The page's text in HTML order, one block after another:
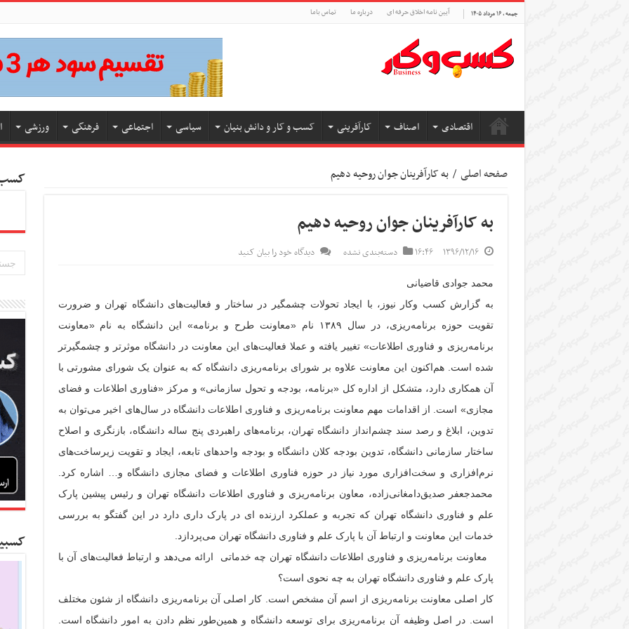
جمعه , ۱۶ مرداد ۱۴۰۵ آیین نامه اخلاق حرفه ای درباره ما تماس باما
اقتصادی اصناف کارآفرینی کسب و کار و دانش بنیان سیاسی اجتماعی فرهنگی ورزشی
صفحه اصلی / به کارآفرینان جوان روحیه دهیم
به کارآفرینان جوان روحیه دهیم
۱۳۹۶/۱۲/۱۶ ۱۶:۴۶ دسته‌بندی نشده دیدگاه خود را بیان کنید
محمد جوادی قاضیانی
به گزارش کسب وکار نیوز، با ایجاد تحولات چشمگیر در ساختار و فعالیت‌های دانشگاه تهران و ضرورت
تقویت حوزه برنامه‌ریزی، در سال ۱۳۸۹ نام «معاونت طرح و برنامه» این دانشگاه به نام «معاونت
برنامه‌ریزی و فناوری اطلاعات» تغییر یافته و عملا فعالیت‌های این معاونت در دانشگاه موثرتر و چشمگیرتر
شده است. هم‌اکنون این معاونت علاوه بر شورای برنامه‌ریزی دانشگاه که به عنوان یک شورای مشورتی با
آن همکاری دارد، متشکل از اداره کل «برنامه، بودجه و تحول سازمانی» و مرکز «فناوری اطلاعات و فضای
مجازی» است. از اقدامات مهم معاونت برنامه‌ریزی و فناوری اطلاعات دانشگاه در سال‌های اخیر می‌توان به
تدوین، ابلاغ و رصد سند چشم‌انداز دانشگاه تهران، برنامه‌های راهبردی پنج ساله دانشگاه، بازنگری و اصلاح
ساختار سازمانی دانشگاه، تدوین بودجه کلان دانشگاه و بودجه واحدهای تابعه، ایجاد و تقویت زیرساخت‌های
نرم‌افزاری و سخت‌افزاری مورد نیاز در حوزه فناوری اطلاعات و فضای مجازی دانشگاه و… اشاره کرد.
محمدجعفر صدیق‌دامغانی‌زاده، معاون برنامه‌ریزی و فناوری اطلاعات دانشگاه تهران و رئیس پیشین پارک
علم و فناوری دانشگاه تهران که تجربه و عملکرد ارزنده ای در پارک داری دارد در این گفتگو به بررسی
خدمات این معاونت و ارتباط آن با پارک علم و فناوری دانشگاه تهران می‌پردازد.
معاونت برنامه‌ریزی و فناوری اطلاعات دانشگاه تهران چه خدماتی ارائه می‌دهد و ارتباط فعالیت‌های آن با
پارک علم و فناوری دانشگاه تهران به چه نحوی است؟
کار اصلی معاونت برنامه‌ریزی از اسم آن مشخص است. کار اصلی آن برنامه‌ریزی دانشگاه از شئون مختلف
است. در اصل وظیفه آن برنامه‌ریزی برای توسعه دانشگاه و همین‌طور نظم دادن به امور دانشگاه است.
کسب